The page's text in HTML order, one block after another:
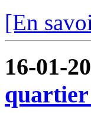
[En
16-01-
quartier